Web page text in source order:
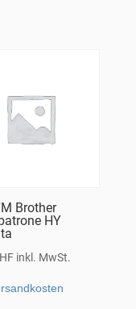
Brother
HY
inkl. MwSt.